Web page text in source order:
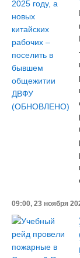
09:00, 23 ноября